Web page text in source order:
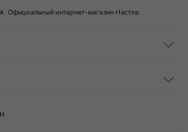
Официальный интернет-магазин Нестле.